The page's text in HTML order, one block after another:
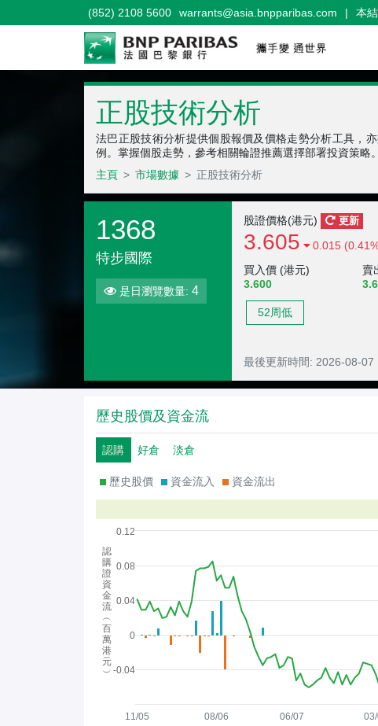
(852) 2108 5600 warrants@asia.bnpparibas.com | 本
正股技術分析
法巴正股技術分析提供個股報價及價格走勢分析工具，
例。掌握個股走勢，參考相關輪證推薦選擇部署投資策略。
主頁
市場數據 正股技術分析
1368
特步國際
是日瀏覽數量: 4
股證價格(港元) 更新
3.605
0.015
買入價 (港元)
3.600
賣
52周低
最後更新時間: 2026-08-07
歷史股價及資金流
認購 好倉 淡倉
歷史股價 資金流入 資金流出
11/05 08/06 06/07
-0.04
0
0.04
0.08
0.12
認
購
證
資
金
流
︵
百
萬
港
元
︶